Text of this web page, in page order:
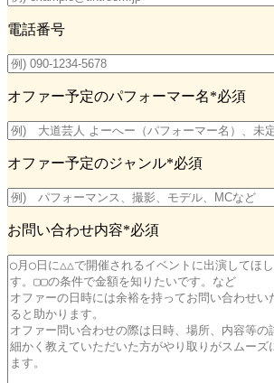
電話番号
オファー予定のパフォーマー名*必須
オファー予定のジャンル*必須
お問い合わせ内容*必須